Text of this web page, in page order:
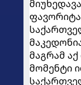
მაგრამ
მომენტი